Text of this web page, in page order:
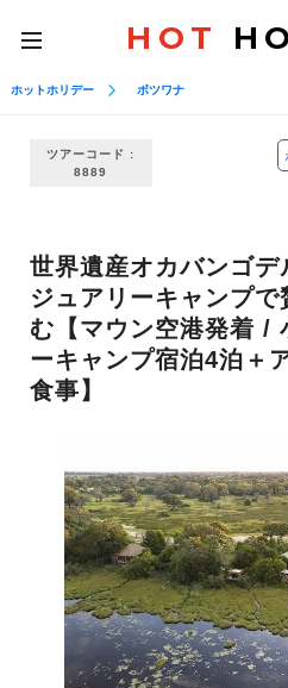
toggle
navigation
HOT
ホットホリデー ボツワナ
ツアーコード :
8889
世界遺産オカバンゴ
ジュアリーキャンプで
む【マウン空港発着 /
ーキャンプ宿泊4泊＋
食事】